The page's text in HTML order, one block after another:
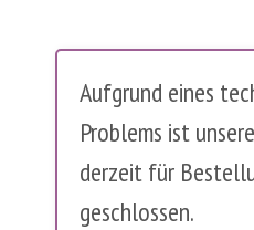
Aufgrund eines
Problems ist
derzeit für
geschlossen.